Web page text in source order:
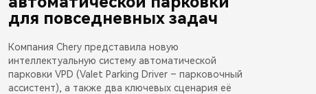
для повседневных задач
Компания Chery представила новую
интеллектуальную систему автоматической
парковки VPD (Valet Parking Driver – парковочный
ассистент), а также два ключевых сценария её